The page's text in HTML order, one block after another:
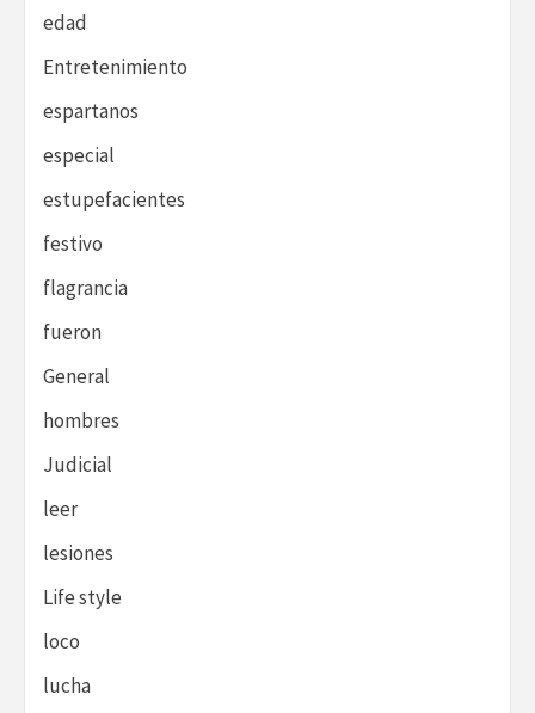
edad
Entretenimiento
espartanos
especial
estupefacientes
festivo
flagrancia
fueron
General
hombres
Judicial
leer
lesiones
Life style
loco
lucha